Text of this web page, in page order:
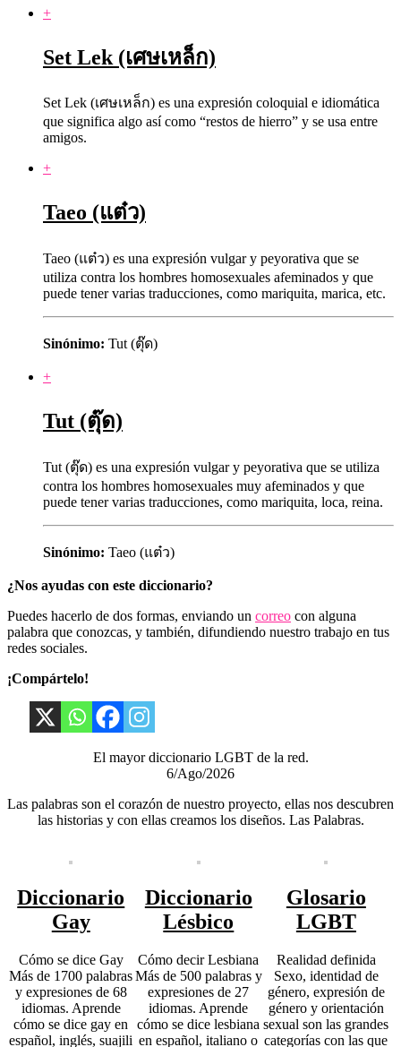
+
Set Lek (เศษเหล็ก)
Set Lek (เศษเหล็ก) es una expresión coloquial e idiomática
que significa algo así como “restos de hierro” y se usa entre
amigos.
+
Taeo (แต๋ว)
Taeo (แต๋ว) es una expresión vulgar y peyorativa que se
utiliza contra los hombres homosexuales afeminados y que
puede tener varias traducciones, como mariquita, marica, etc.
Sinónimo: Tut (ตุ๊ด)
+
Tut (ตุ๊ด)
Tut (ตุ๊ด) es una expresión vulgar y peyorativa que se utiliza
contra los hombres homosexuales muy afeminados y que
puede tener varias traducciones, como mariquita, loca, reina.
Sinónimo: Taeo (แต๋ว)
¿Nos ayudas con este diccionario?
Puedes hacerlo de dos formas, enviando un correo con alguna
palabra que conozcas, y también, difundiendo nuestro trabajo en tus
redes sociales.
¡Compártelo!
El mayor diccionario LGBT de la red.
6/Ago/2026
Las palabras son el corazón de nuestro proyecto, ellas nos descubren
las historias y con ellas creamos los diseños. Las Palabras.
Diccionario
Gay
Cómo se dice Gay
Más de 1700 palabras
y expresiones de 68
idiomas. Aprende
cómo se dice gay en
español, inglés, suajili
Diccionario
Lésbico
Cómo decir Lesbiana
Más de 500 palabras y
expresiones de 27
idiomas. Aprende
cómo se dice lesbiana
en español, italiano o
Glosario
LGBT
Realidad definida
Sexo, identidad de
género, expresión de
género y orientación
sexual son las grandes
categorías con las que